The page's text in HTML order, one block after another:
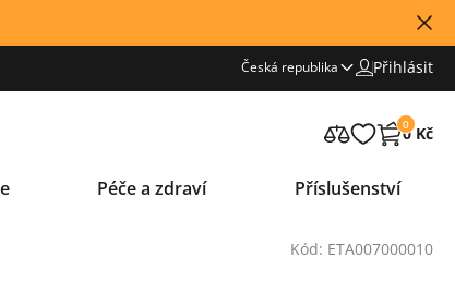
Česká republika Přihlásit
0
0 Kč
Péče a zdraví Příslušenství
Kód: ETA007000010